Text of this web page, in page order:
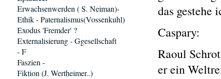
das gestehe
Caspary:
Raoul
er ein
Erwachsenwerden ( S. Neiman)-
Ethik - Paternalismus(Vossenkuhl)
Exodus 'Fremder' ?
Externalisierung - Ggesellschaft
- F
Faszien -
Fiktion (J. Wertheimer..)